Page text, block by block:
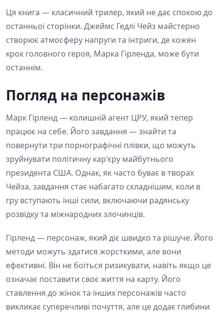
Ця книга — класичний трилер, який не дає спокою до
останньої сторінки. Джеймс Гедлі Чейз майстерно
створює атмосферу напруги та інтриги, де кожен
крок головного героя, Марка Гірленда, може бути
останнім.
Погляд на персонажів
Марк Гірленд — колишній агент ЦРУ, який тепер
працює на себе. Його завдання — знайти та
повернути три порнографічні плівки, що можуть
зруйнувати політичну кар'єру майбутнього
президента США. Однак, як часто буває в творах
Чейза, завдання стає набагато складнішим, коли в
гру вступають інші сили, включаючи радянську
розвідку та міжнародних злочинців.
Гірленд — персонаж, який діє швидко та рішуче. Його
методи можуть здатися жорсткими, але вони
ефективні. Він не боїться ризикувати, навіть якщо це
означає поставити своє життя на карту. Його
ставлення до жінок та інших персонажів часто
викликає суперечливі почуття, але це додає глибини